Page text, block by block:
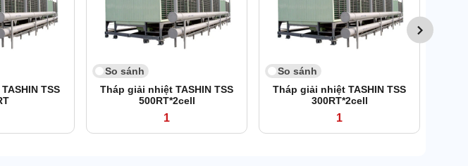
TSS
So sánh
Tháp giải nhiệt TASHIN TSS
500RT*2cell
1
So sánh
Tháp giải nhiệt TASHIN TSS
300RT*2cell
1